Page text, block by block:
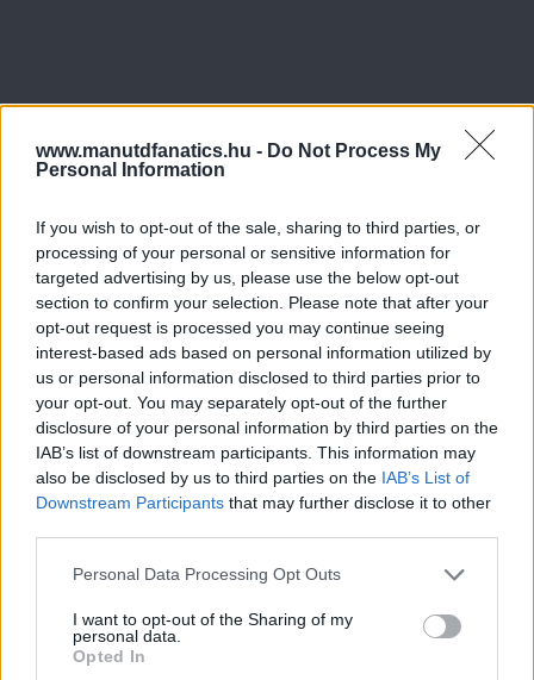
www.manutdfanatics.hu - Do Not Process My
Personal Information
If you wish to opt-out of the sale, sharing to third parties, or
processing of your personal or sensitive information for
targeted advertising by us, please use the below opt-out
section to confirm your selection. Please note that after your
opt-out request is processed you may continue seeing
interest-based ads based on personal information utilized by
us or personal information disclosed to third parties prior to
your opt-out. You may separately opt-out of the further
disclosure of your personal information by third parties on the
IAB’s list of downstream participants. This information may
also be disclosed by us to third parties on the IAB’s List of
Downstream Participants that may further disclose it to other
Please note that this website/app uses one or more Google
not limited to your visit or usage behaviour. You may click to
grant or deny consent to Google and its third-party tags to
use your data for below specified purposes in below Google
Personal Data Processing Opt Outs
I want to opt-out of the Sharing of my
personal data.
Opted In